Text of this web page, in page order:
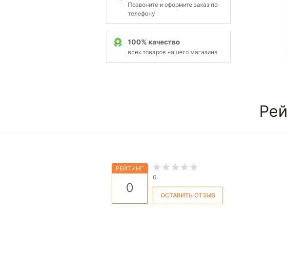
Позвоните и оформите заказ по
телефону
100% качество
всех товаров нашего магазина
РЕЙТИНГ
0
0